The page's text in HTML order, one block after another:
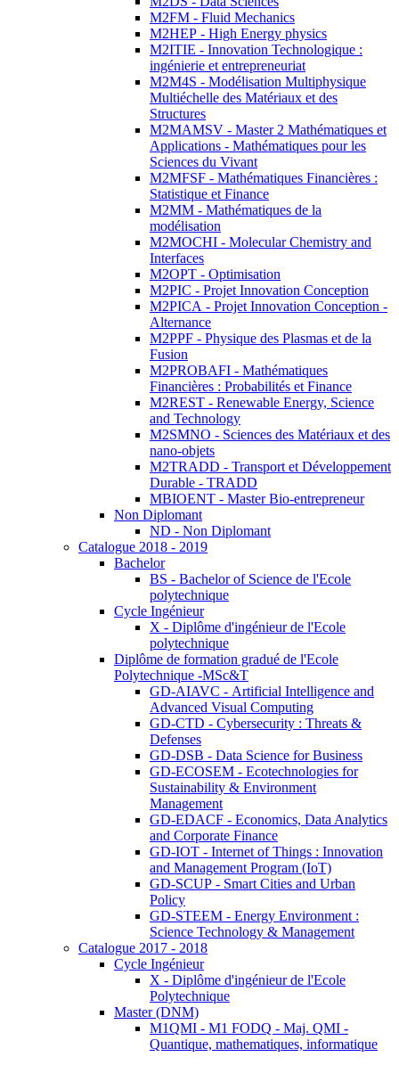
M2FM - Fluid Mechanics
M2HEP - High Energy physics
M2ITIE - Innovation Technologique :
ingénierie et entrepreneuriat
M2M4S - Modélisation Multiphysique
Multiéchelle des Matériaux et des
Structures
M2MAMSV - Master 2 Mathématiques et
Applications - Mathématiques pour les
Sciences du Vivant
M2MFSF - Mathématiques Financières :
Statistique et Finance
M2MM - Mathématiques de la
modélisation
M2MOCHI - Molecular Chemistry and
Interfaces
M2OPT - Optimisation
M2PIC - Projet Innovation Conception
M2PICA - Projet Innovation Conception -
Alternance
M2PPF - Physique des Plasmas et de la
Fusion
M2PROBAFI - Mathématiques
Financières : Probabilités et Finance
M2REST - Renewable Energy, Science
and Technology
M2SMNO - Sciences des Matériaux et des
nano-objets
M2TRADD - Transport et Développement
Durable - TRADD
MBIOENT - Master Bio-entrepreneur
Non Diplomant
ND - Non Diplomant
Catalogue 2018 - 2019
Bachelor
BS - Bachelor of Science de l'Ecole
polytechnique
Cycle Ingénieur
X - Diplôme d'ingénieur de l'Ecole
polytechnique
Diplôme de formation gradué de l'Ecole
Polytechnique -MSc&T
GD-AIAVC - Artificial Intelligence and
Advanced Visual Computing
GD-CTD - Cybersecurity : Threats &
Defenses
GD-DSB - Data Science for Business
GD-ECOSEM - Ecotechnologies for
Sustainability & Environment
Management
GD-EDACF - Economics, Data Analytics
and Corporate Finance
GD-IOT - Internet of Things : Innovation
and Management Program (IoT)
GD-SCUP - Smart Cities and Urban
Policy
GD-STEEM - Energy Environment :
Science Technology & Management
Catalogue 2017 - 2018
Cycle Ingénieur
X - Diplôme d'ingénieur de l'Ecole
Polytechnique
Master (DNM)
M1QMI - M1 FODQ - Maj. QMI -
Quantique, mathematiques, informatique